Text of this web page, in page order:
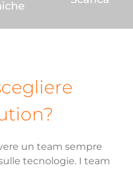
un team sempre
tecnologie. I team